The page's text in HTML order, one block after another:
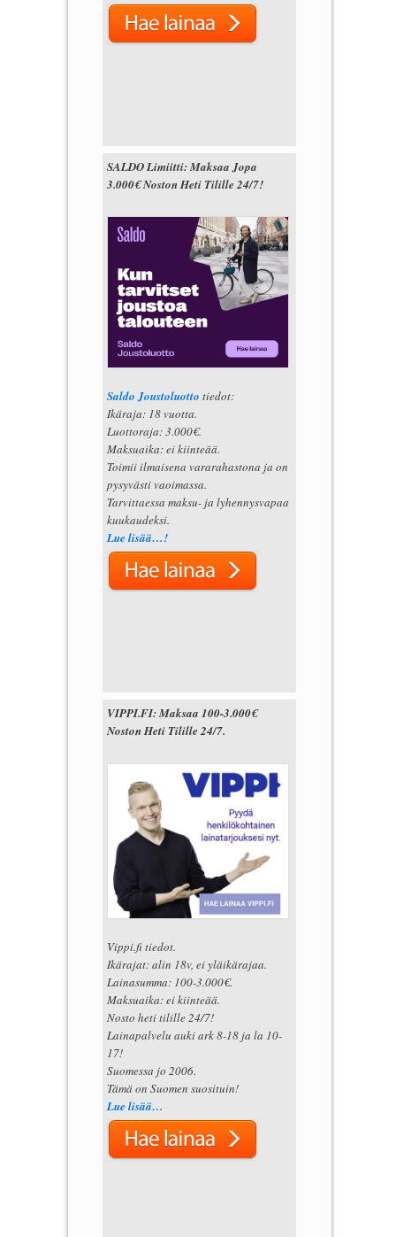
SALDO Limiitti: Maksaa Jopa
3.000€ Noston Heti Tilille 24/7!
Saldo Joustoluotto tiedot:
Ikäraja: 18 vuotta.
Luottoraja: 3.000€.
Maksuaika: ei kiinteää.
Toimii ilmaisena vararahastona ja on
pysyvästi vaoimassa.
Tarvittaessa maksu- ja lyhennysvapaa
kuukaudeksi.
Lue lisää…!
VIPPI.FI: Maksaa 100-3.000€
Noston Heti Tilille 24/7.
Vippi.fi tiedot.
Ikärajat: alin 18v, ei yläikärajaa.
Lainasumma: 100-3.000€.
Maksuaika: ei kiinteää.
Nosto heti tilille 24/7!
Lainapalvelu auki ark 8-18 ja la 10-
17!
Suomessa jo 2006.
Tämä on Suomen suosituin!
Lue lisää…